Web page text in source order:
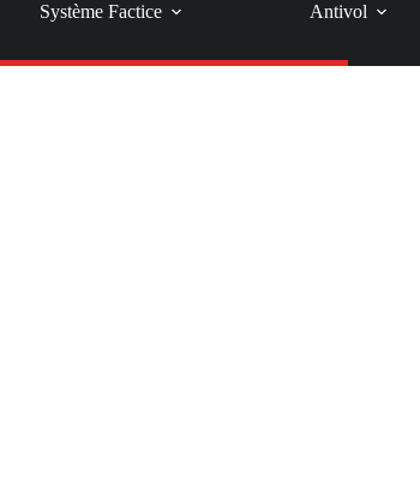
Système Factice Antivol